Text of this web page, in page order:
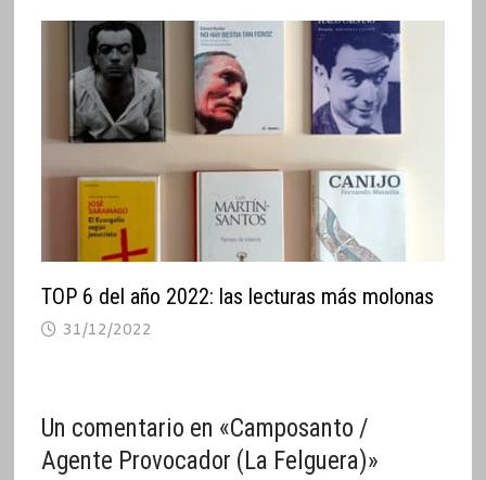
TOP 6 del año 2022: las lecturas más molonas
31/12/2022
Un comentario en «Camposanto /
Agente Provocador (La Felguera)»